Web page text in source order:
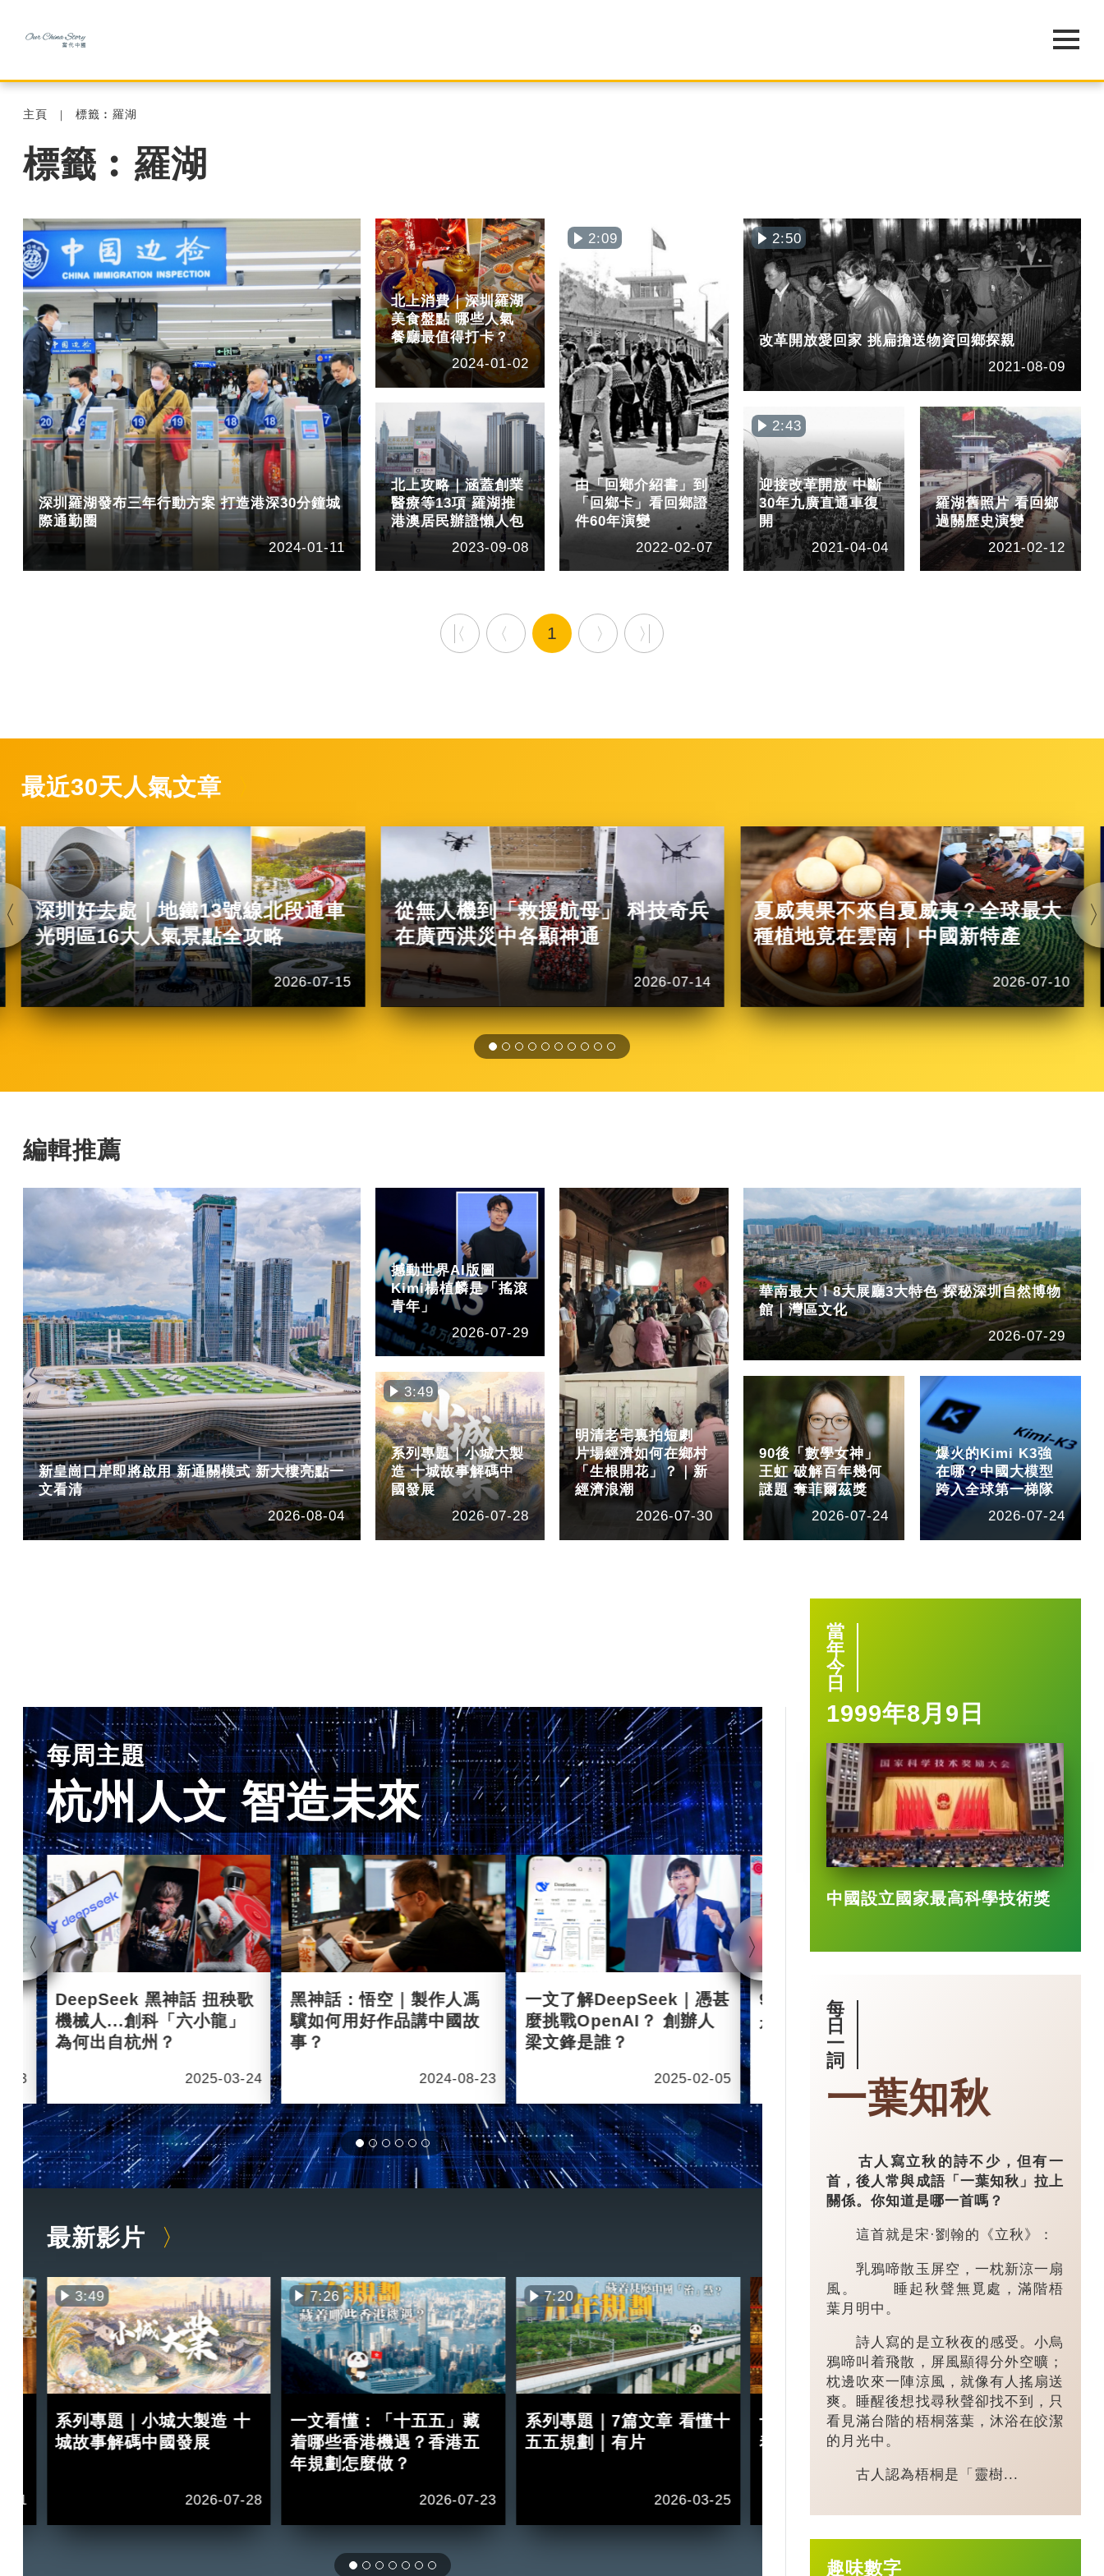
主頁 標籤︰羅湖
標籤︰羅湖
深圳羅湖發布三年行動方案 打造港深30分鐘城
際通勤圈
2024-01-11
北上消費｜深圳羅湖
美食盤點 哪些人氣
餐廳最值得打卡？
2024-01-02
北上攻略｜涵蓋創業
醫療等13項 羅湖推
港澳居民辦證懶人包
2023-09-08
2:09
由「回鄉介紹書」到
「回鄉卡」看回鄉證
件60年演變
2022-02-07
2:50
改革開放愛回家 挑扁擔送物資回鄉探親
2021-08-09
2:43
迎接改革開放 中斷
30年九廣直通車復
開
2021-04-04
羅湖舊照片 看回鄉
過關歷史演變
2021-02-12
1
最近30天人氣文章
深圳好去處｜地鐵13號線北段通車
光明區16大人氣景點全攻略
2026-07-15
從無人機到「救援航母」 科技奇兵
在廣西洪災中各顯神通
2026-07-14
夏威夷果不來自夏威夷？全球最大
種植地竟在雲南｜中國新特產
2026-07-10
編輯推薦
新皇崗口岸即將啟用 新通關模式 新大樓亮點一
文看清
2026-08-04
撼動世界AI版圖
Kimi楊植麟是「搖滾
青年」
2026-07-29
3:49
系列專題｜小城大製
造 十城故事解碼中
國發展
2026-07-28
明清老宅裏拍短劇
片場經濟如何在鄉村
「生根開花」？｜新
經濟浪潮
2026-07-30
華南最大！8大展廳3大特色 探秘深圳自然博物
館｜灣區文化
2026-07-29
90後「數學女神」
王虹 破解百年幾何
謎題 奪菲爾茲獎
2026-07-24
爆火的Kimi K3強
在哪？中國大模型
跨入全球第一梯隊
2026-07-24
每周主題
杭州人文 智造未來
03
DeepSeek 黑神話 扭秧歌
機械人...創科「六小龍」
為何出自杭州？
2025-03-24
黑神話：悟空｜製作人馮
驥如何用好作品講中國故
事？
2024-08-23
一文了解DeepSeek｜憑甚
麼挑戰OpenAI？ 創辦人
梁文鋒是誰？
2025-02-05
90後王興興 「英語學渣」
是機械人天才
2025-03-17
1:40
最新影片
11
3:49
系列專題｜小城大製造 十
城故事解碼中國發展
2026-07-28
7:26
一文看懂：「十五五」藏
着哪些香港機遇？香港五
年規劃怎麼做？
2026-07-23
7:20
系列專題｜7篇文章 看懂十
五五規劃｜有片
2026-03-25
十五五規劃｜五年規劃 藏
着甚麼中國「治」慧？
3:49
小城大業｜浙
億璀璨王國？
當
年
今
日
1999年8月9日
中國設立國家最高科學技術獎
每
日
一
詞
一葉知秋
古人寫立秋的詩不少，但有一
首，後人常與成語「一葉知秋」拉上
關係。你知道是哪一首嗎？
這首就是宋·劉翰的《立秋》：
乳鴉啼散玉屏空，一枕新涼一扇
風。 睡起秋聲無覓處，滿階梧
葉月明中。
詩人寫的是立秋夜的感受。小烏
鴉啼叫着飛散，屏風顯得分外空曠；
枕邊吹來一陣涼風，就像有人搖扇送
爽。睡醒後想找尋秋聲卻找不到，只
看見滿台階的梧桐落葉，沐浴在皎潔
的月光中。
古人認為梧桐是「靈樹...
趣味數字